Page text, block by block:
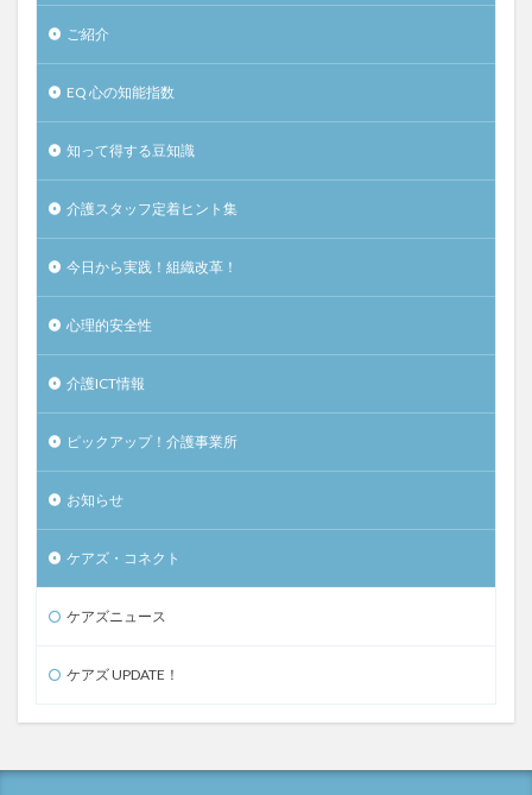
ご紹介
EQ 心の知能指数
知って得する豆知識
介護スタッフ定着ヒント集
今日から実践！組織改革！
心理的安全性
介護ICT情報
ピックアップ！介護事業所
お知らせ
ケアズ・コネクト
ケアズニュース
ケアズ UPDATE！